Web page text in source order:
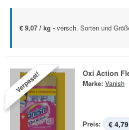
€ 9,07 / kg - versch. Sorten und
Verpasst! Oxi Action
Marke: Vanish
Preis: € 4,79